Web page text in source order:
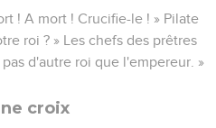
! A mort ! Crucifie-le ! » Pilate
roi ? » Les chefs des prêtres
d'autre roi que l'empereur. »
croix